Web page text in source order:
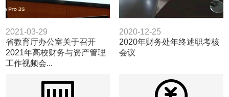
2021-03-29
省教育厅办公室关于召开
2021年高校财务与资产管理
工作视频会...
2020-12-25
2020年财务处年终述职考核
会议